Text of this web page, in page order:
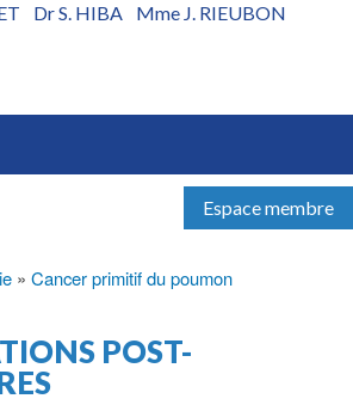
Dr S. HIBA- Mme J. RIEUBON
Espace membre
Cancer primitif du poumon
POST-